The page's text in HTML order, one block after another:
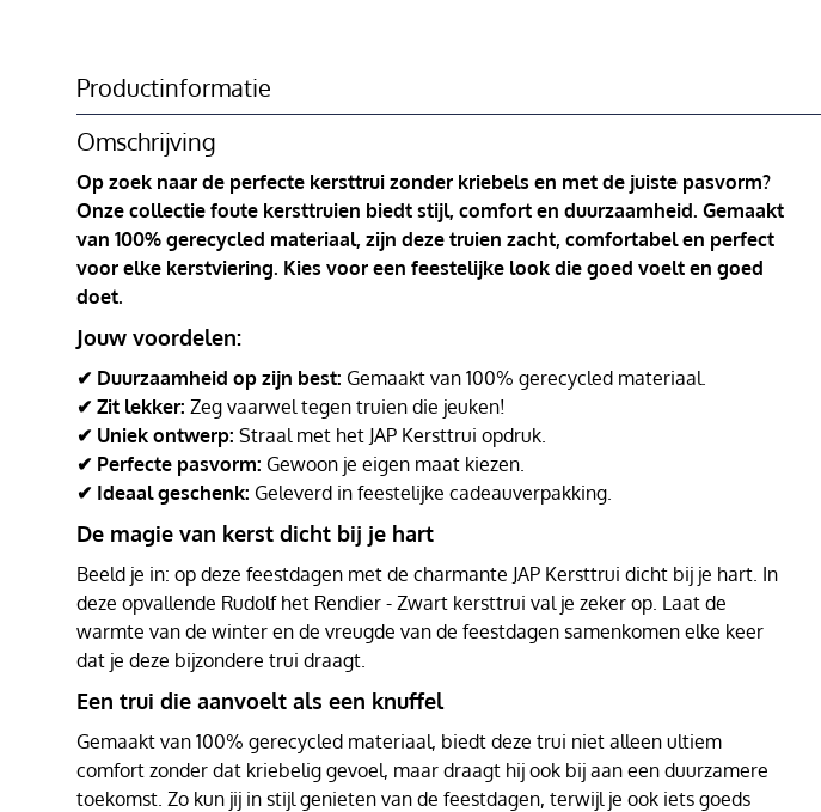
Productinformatie
Omschrijving
Op zoek naar de perfecte kersttrui zonder kriebels en met de juiste pasvorm?
Onze collectie foute kersttruien biedt stijl, comfort en duurzaamheid. Gemaakt
van 100% gerecycled materiaal, zijn deze truien zacht, comfortabel en perfect
voor elke kerstviering. Kies voor een feestelijke look die goed voelt en goed
doet.
Jouw voordelen:
✔ Duurzaamheid op zijn best: Gemaakt van 100% gerecycled materiaal.
✔ Zit lekker: Zeg vaarwel tegen truien die jeuken!
✔ Uniek ontwerp: Straal met het JAP Kersttrui opdruk.
✔ Perfecte pasvorm: Gewoon je eigen maat kiezen.
✔ Ideaal geschenk: Geleverd in feestelijke cadeauverpakking.
De magie van kerst dicht bij je hart
Beeld je in: op deze feestdagen met de charmante JAP Kersttrui dicht bij je hart. In
deze opvallende Rudolf het Rendier - Zwart kersttrui val je zeker op. Laat de
warmte van de winter en de vreugde van de feestdagen samenkomen elke keer
dat je deze bijzondere trui draagt.
Een trui die aanvoelt als een knuffel
Gemaakt van 100% gerecycled materiaal, biedt deze trui niet alleen ultiem
comfort zonder dat kriebelig gevoel, maar draagt hij ook bij aan een duurzamere
toekomst. Zo kun jij in stijl genieten van de feestdagen, terwijl je ook iets goeds